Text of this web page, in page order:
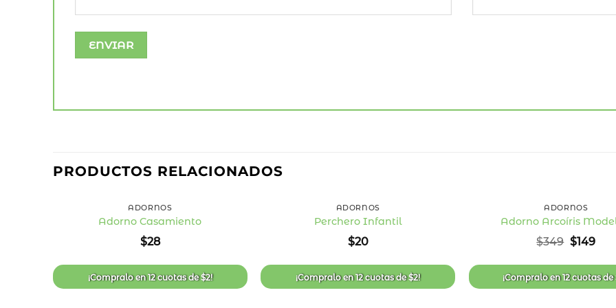
PRODUCTOS RELACIONADOS
de
deseos
ADORNOS
Adorno Casamiento
$28
¡Compralo en12 cuotasde$2!
de
deseos
ADORNOS
Perchero Infantil
$20
¡Compralo en12 cuotasde$2!
ADORNOS
Adorno Arcoíris
$349 El
original
era:
$349.
$149El
es:
¡Compralo en12 cuotasde